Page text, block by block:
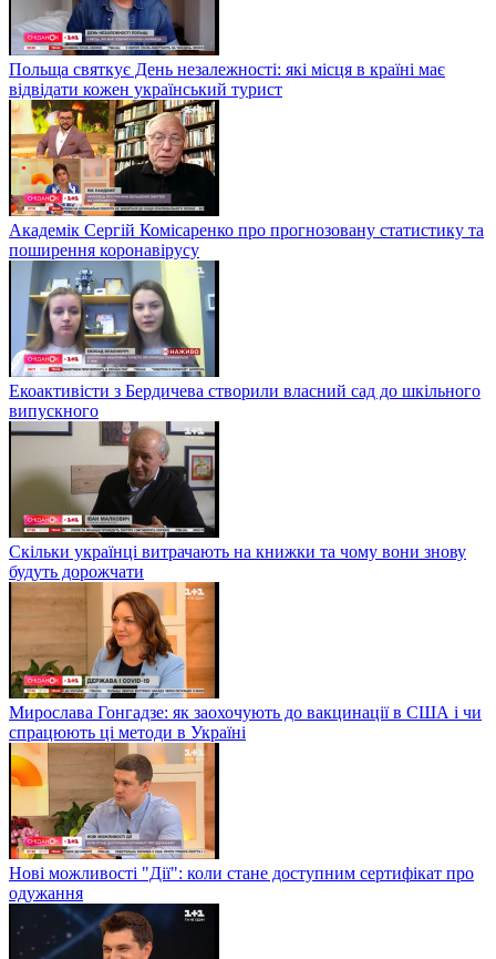
Польща святкує День незалежності: які місця в країні має
відвідати кожен український турист
Академік Сергій Комісаренко про прогнозовану статистику та
поширення коронавірусу
Екоактивісти з Бердичева створили власний сад до шкільного
випускного
Скільки українці витрачають на книжки та чому вони знову
будуть дорожчати
Мирослава Гонгадзе: як заохочують до вакцинації в США і чи
спрацюють ці методи в Україні
Нові можливості "Дії": коли стане доступним сертифікат про
одужання